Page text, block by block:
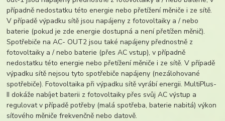
případně nedostatku této energie nebo přetížení měniče i ze sítě.
V případě výpadku sítě jsou napájeny z fotovoltaiky a / nebo
baterie (pokud je zde energie dostupná a není přetížen měnič).
Spotřebiče na AC- OUT2 jsou také napájeny přednostně z
fotovoltaiky a / nebo baterie (přes AC vstup), v případně
nedostatku této energie nebo přetížení měniče i ze sítě. V případě
výpadku sítě nejsou tyto spotřebiče napájeny (nezálohované
spotřebiče). Fotovoltaika při výpadku sítě vyrábí energii. MultiPlus-
II dokáže nabíjet baterii z fotovoltaiky přes svůj AC výstup a
regulovat v případě potřeby (malá spotřeba, baterie nabitá) výkon
síťového měniče frekvenčně nebo datově.